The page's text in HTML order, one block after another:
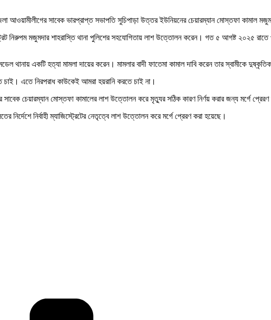
আওয়ামীলীগের সাবেক ভারপ্রাপ্ত সভাপতি সুচিপাড়া উত্তর ইউনিয়নের চেয়ারম্যান মোস্তফা কামাল
নিরুপম মজুমদার শাহরাস্তি থানা পুলিশের সহযোগিতায় লাশ উত্তোলন করেন। গত ৫ আগষ্ট ২০২৫
একটি হত্যা মামলা দায়ের করেন। মামলার বাদী ফাতেমা কামাল দাবি করেন তার স্বামীকে
এতে নিরপরাধ কাউকেই আমরা হয়রানি করতে চাই না।
সাবেক চেয়ারম্যান মোস্তফা কামালের লাশ উত্তোলন করে মৃত্যুর সঠিক কারণ নির্ণয় করার জন্য মর্গে
নির্দেশে নির্বাহী ম্যাজিস্ট্রেটের নেতৃত্বে লাশ উত্তোলন করে মর্গে প্রেরণ করা হয়েছে।